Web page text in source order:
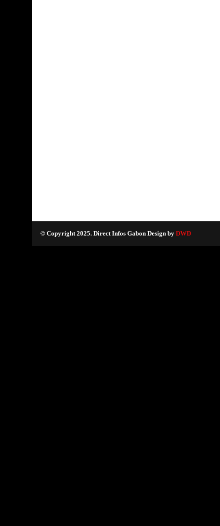
© Copyright 2025. Direct Infos Gabon Design by DWD